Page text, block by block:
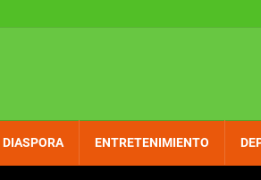
DIASPORA ENTRETENIMIENTO